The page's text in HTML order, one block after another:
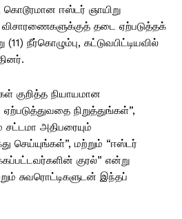
ஈஸ்டர் ஞாயிறு
விசாரணைகளுக்குத் தடை ஏற்படுத்தக்
(11) நீர்கொழும்பு, கட்டுவபிட்டியவில்
குறித்த நியாயமான
நிறுத்துங்கள்”,
அதிபரையும்
செய்யுங்கள்”, மற்றும் “ஈஸ்டர்
குரல்” என்று
சுவரொட்டிகளுடன் இந்தப்